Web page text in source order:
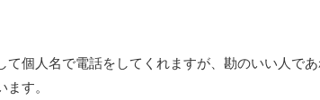
て個人名で電話をしてくれますが、勘のいい人で
す。